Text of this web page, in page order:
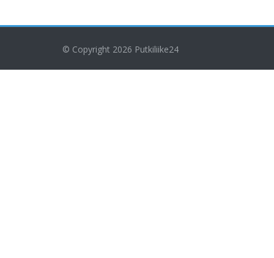
© Copyright 2026 Putkiliike24